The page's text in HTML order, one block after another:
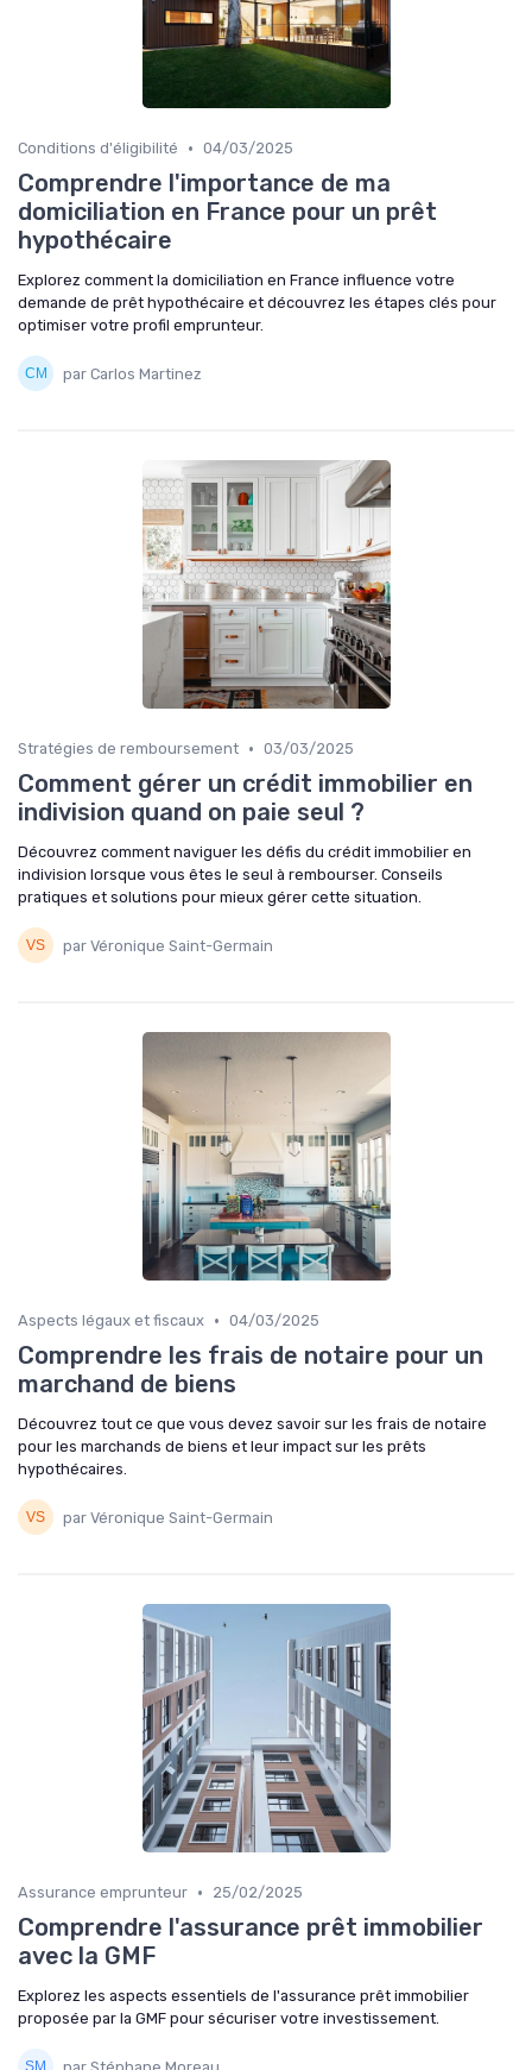
Conditions d'éligibilité • 04/03/2025
Comprendre l'importance de ma
domiciliation en France pour un prêt
hypothécaire
Explorez comment la domiciliation en France influence votre
demande de prêt hypothécaire et découvrez les étapes clés pour
optimiser votre profil emprunteur.
par Carlos Martinez
Stratégies de remboursement • 03/03/2025
Comment gérer un crédit immobilier en
indivision quand on paie seul ?
Découvrez comment naviguer les défis du crédit immobilier en
indivision lorsque vous êtes le seul à rembourser. Conseils
pratiques et solutions pour mieux gérer cette situation.
par Véronique Saint-Germain
Aspects légaux et fiscaux • 04/03/2025
Comprendre les frais de notaire pour un
marchand de biens
Découvrez tout ce que vous devez savoir sur les frais de notaire
pour les marchands de biens et leur impact sur les prêts
hypothécaires.
par Véronique Saint-Germain
Assurance emprunteur • 25/02/2025
Comprendre l'assurance prêt immobilier
avec la GMF
Explorez les aspects essentiels de l'assurance prêt immobilier
proposée par la GMF pour sécuriser votre investissement.
par Stéphane Moreau